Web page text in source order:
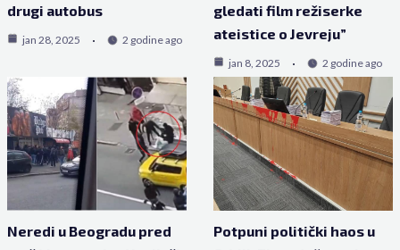
drugi autobus
jan 28, 2025 2 godine ago
gledati film režiserke
ateistice o Jevreju”
jan 8, 2025 2 godine ago
Neredi u Beogradu pred
Potpuni politički haos u